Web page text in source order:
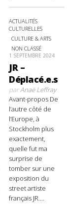
ACTUALITÉS
CULTURELLES
CULTURE & ARTS
NON CLASSÉ
1 SEPTEMBRE 2024
JR –
Déplacé.e.s
parAnaë Leffray
Avant-propos De
l’autre côté de
l’Europe, à
Stockholm plus
exactement,
quelle fut ma
surprise de
tomber sur une
exposition du
street artiste
français JR....